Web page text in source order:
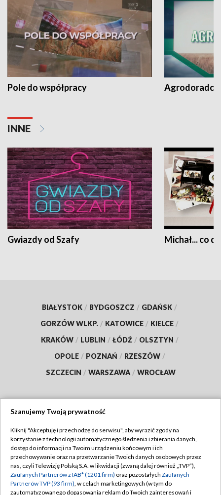
Pole do współpracy Agrodoradcy
INNE
Gwiazdy od Szafy Michał... co
BIAŁYSTOK / BYDGOSZCZ / GDAŃSK /
GORZÓW WLKP. / KATOWICE / KIELCE /
KRAKÓW / LUBLIN / ŁÓDŹ / OLSZTYN /
OPOLE / POZNAŃ / RZESZÓW /
SZCZECIN / WARSZAWA / WROCŁAW
TVP
Abonament TVP
Emisja w TVP
Centrum informacji TVP
Regulamin TVP
Polityka prywatności
Moje zgody
Szanujemy Twoją prywatność
Kliknij "Akceptuję i przechodzę do serwisu", aby wyrazić zgody na
korzystanie z technologii automatycznego śledzenia i zbierania danych,
dostęp do informacji na Twoim urządzeniu końcowym i ich
przechowywanie oraz na przetwarzanie Twoich danych osobowych przez
nas, czyli Telewizję Polską S.A. w likwidacji (zwaną dalej również „TVP”),
Zaufanych Partnerów z IAB* (1201 firm) oraz pozostałych Zaufanych
Partnerów TVP (93 firm), w celach marketingowych (w tym do
zautomatyzowanego dopasowania reklam do Twoich zainteresowań i